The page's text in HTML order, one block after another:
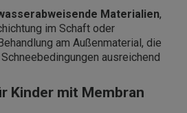
Materialien,
im Schaft oder
am Außenmaterial, die
ausreichend
Kinder mit Membran